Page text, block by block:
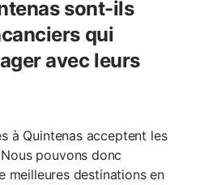
sont-ils
qui
avec leurs
à Quintenas acceptent les
pouvons donc
meilleures destinations en